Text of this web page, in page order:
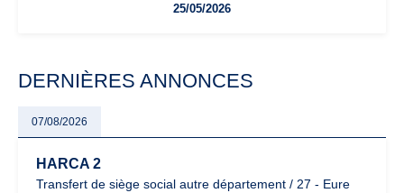
facturation ou risque de bascule vers la TVA : les règles
25/05/2026
DERNIÈRES ANNONCES
07/08/2026
HARCA 2
Transfert de siège social autre département / 27 - Eure